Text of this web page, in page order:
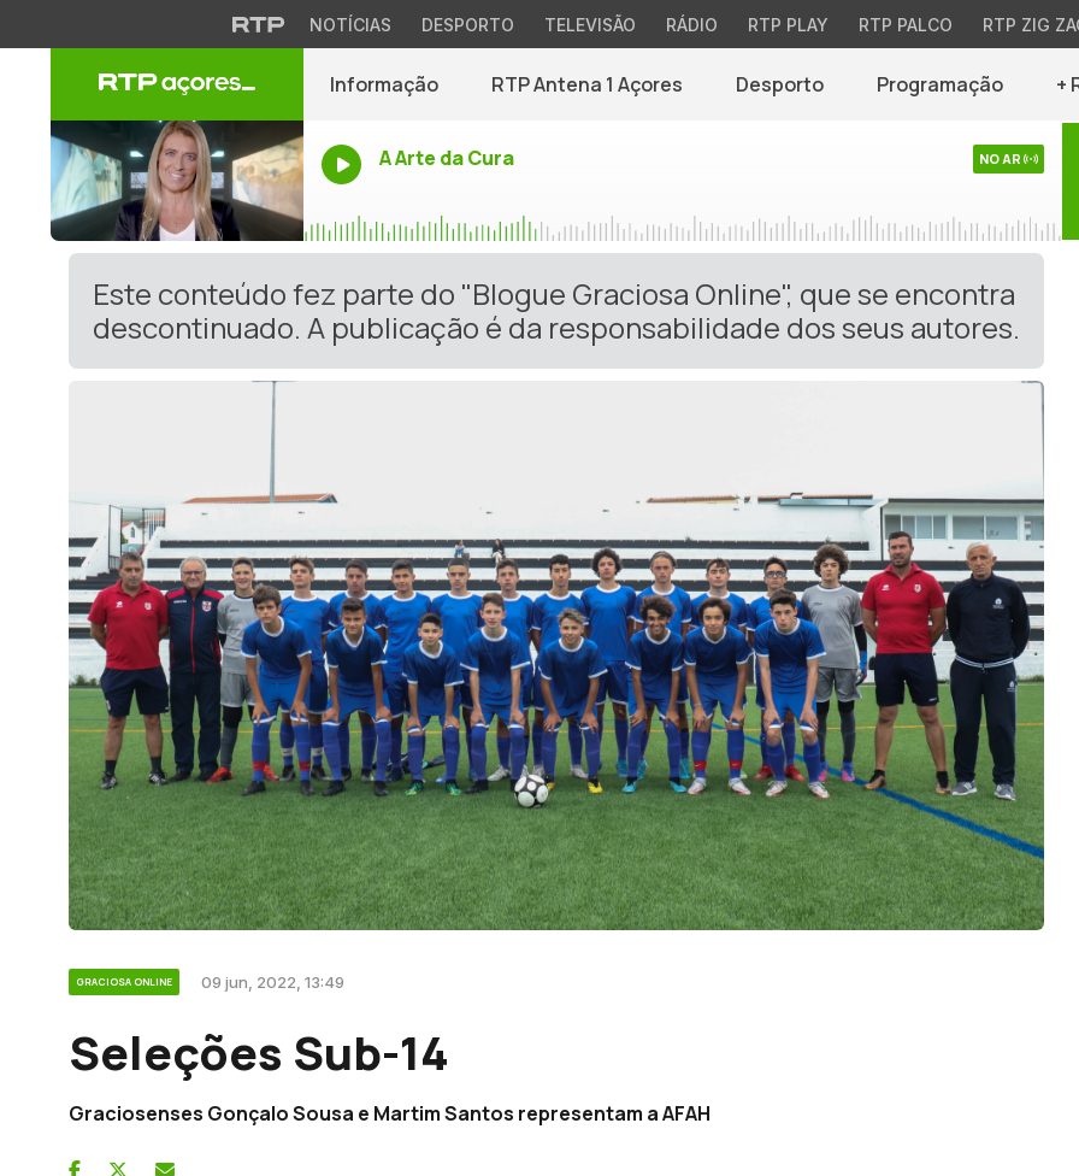
NOTÍCIAS DESPORTO TELEVISÃO RÁDIO RTP PLAY RTP PALCO RTP ZIG
Informação RTP Antena 1 Açores Desporto Programação +
A Arte da Cura NO AR
Este conteúdo fez parte do "Blogue Graciosa Online", que se encontra
descontinuado. A publicação é da responsabilidade dos seus autores.
GRACIOSA ONLINE 09 jun, 2022, 13:49
Seleções Sub-14
Graciosenses Gonçalo Sousa e Martim Santos representam a AFAH